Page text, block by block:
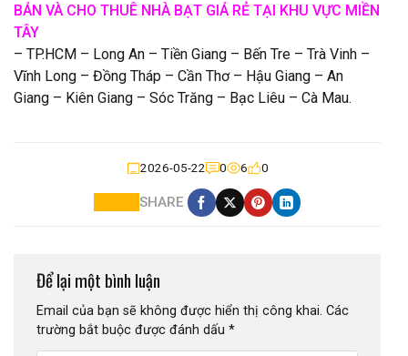
BÁN VÀ CHO THUÊ NHÀ BẠT GIÁ RẺ TẠI KHU VỰC MIỀN
TÂY
– TP.HCM – Long An – Tiền Giang – Bến Tre – Trà Vinh –
Vĩnh Long – Đồng Tháp – Cần Thơ – Hậu Giang – An
Giang – Kiên Giang – Sóc Trăng – Bạc Liêu – Cà Mau.
2026-05-22 0 6 0
SHARE
Để lại một bình luận
Email của bạn sẽ không được hiển thị công khai. Các
trường bắt buộc được đánh dấu *